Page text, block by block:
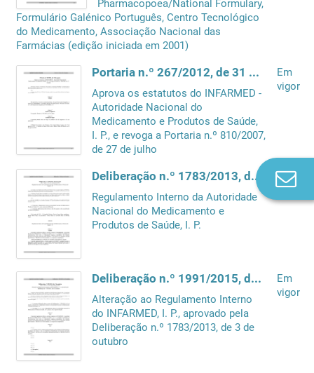
Pharmacopoea/National Formulary,
Formulário Galénico Português, Centro Tecnológico
do Medicamento, Associação Nacional das
Farmácias (edição iniciada em 2001)
Portaria n.º 267/2012, de 31 de agosto
Aprova os estatutos do INFARMED -
Autoridade Nacional do
Medicamento e Produtos de Saúde,
I. P., e revoga a Portaria n.º 810/2007,
de 27 de julho
Em
vigor
Deliberação n.º 1783/2013, de 16 de maio
Regulamento Interno da Autoridade
Nacional do Medicamento e
Produtos de Saúde, I. P.
Em
vigor
Deliberação n.º 1991/2015, de 7 de outubro
Alteração ao Regulamento Interno
do INFARMED, I. P., aprovado pela
Deliberação n.º 1783/2013, de 3 de
outubro
Em
vigor